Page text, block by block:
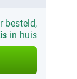
besteld,
in huis